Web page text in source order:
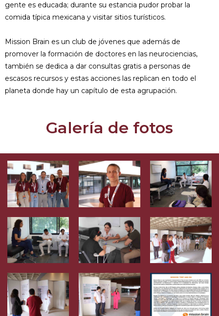
gente es educada; durante su estancia pudor probar la
comida típica mexicana y visitar sitios turísticos.
Mission Brain es un club de jóvenes que además de
promover la formación de doctores en las neurociencias,
también se dedica a dar consultas gratis a personas de
escasos recursos y estas acciones las replican en todo el
planeta donde hay un capítulo de esta agrupación.
Galería de fotos